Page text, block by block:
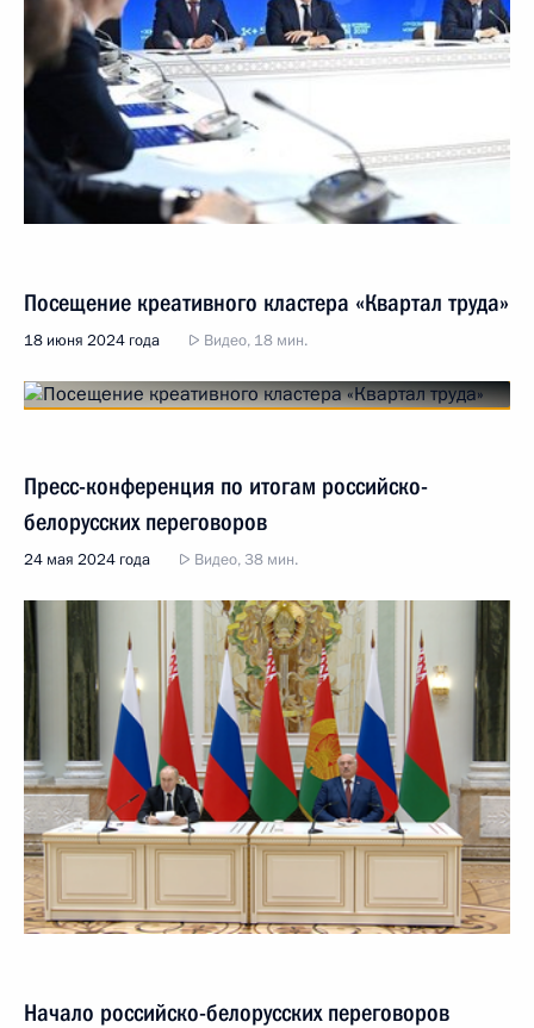
Посещение креативного кластера «Квартал труда»
18 июня 2024 года Видео, 18 мин.
Пресс-конференция по итогам российско-
белорусских переговоров
24 мая 2024 года Видео, 38 мин.
Начало российско-белорусских переговоров